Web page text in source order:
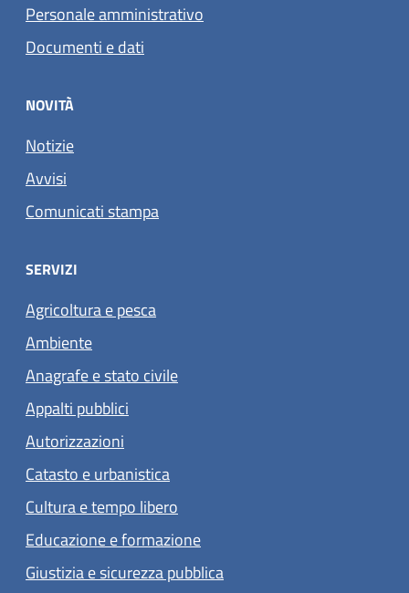
Personale amministrativo
Documenti e dati
NOVITÀ
Notizie
Avvisi
Comunicati stampa
SERVIZI
Agricoltura e pesca
Ambiente
Anagrafe e stato civile
Appalti pubblici
Autorizzazioni
Catasto e urbanistica
Cultura e tempo libero
Educazione e formazione
Giustizia e sicurezza pubblica